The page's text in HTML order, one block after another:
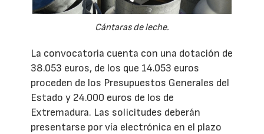
Cántaras de leche.
La convocatoria cuenta con una dotación de
38.053 euros, de los que 14.053 euros
proceden de los Presupuestos Generales del
Estado y 24.000 euros de los de
Extremadura. Las solicitudes deberán
presentarse por vía electrónica en el plazo